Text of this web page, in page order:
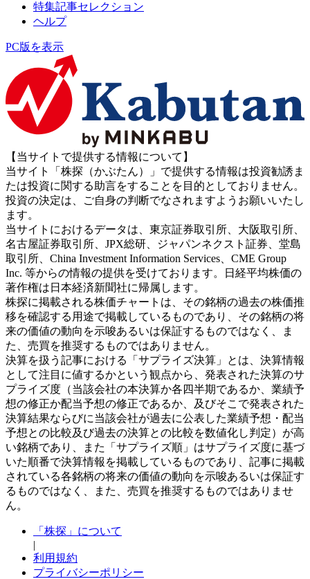
特集記事セレクション
ヘルプ
PC版を表示
【当サイトで提供する情報について】
当サイト「株探（かぶたん）」で提供する情報は投資勧誘ま
たは投資に関する助言をすることを目的としておりません。
投資の決定は、ご自身の判断でなされますようお願いいたし
ます。
当サイトにおけるデータは、東京証券取引所、大阪取引所、
名古屋証券取引所、JPX総研、ジャパンネクスト証券、堂島
取引所、China Investment Information Services、CME Group
Inc. 等からの情報の提供を受けております。日経平均株価の
著作権は日本経済新聞社に帰属します。
株探に掲載される株価チャートは、その銘柄の過去の株価推
移を確認する用途で掲載しているものであり、その銘柄の将
来の価値の動向を示唆あるいは保証するものではなく、ま
た、売買を推奨するものではありません。
決算を扱う記事における「サプライズ決算」とは、決算情報
として注目に値するかという観点から、発表された決算のサ
プライズ度（当該会社の本決算か各四半期であるか、業績予
想の修正か配当予想の修正であるか、及びそこで発表された
決算結果ならびに当該会社が過去に公表した業績予想・配当
予想との比較及び過去の決算との比較を数値化し判定）が高
い銘柄であり、また「サプライズ順」はサプライズ度に基づ
いた順番で決算情報を掲載しているものであり、記事に掲載
されている各銘柄の将来の価値の動向を示唆あるいは保証す
るものではなく、また、売買を推奨するものではありませ
ん。
「株探」について
|
利用規約
プライバシーポリシー